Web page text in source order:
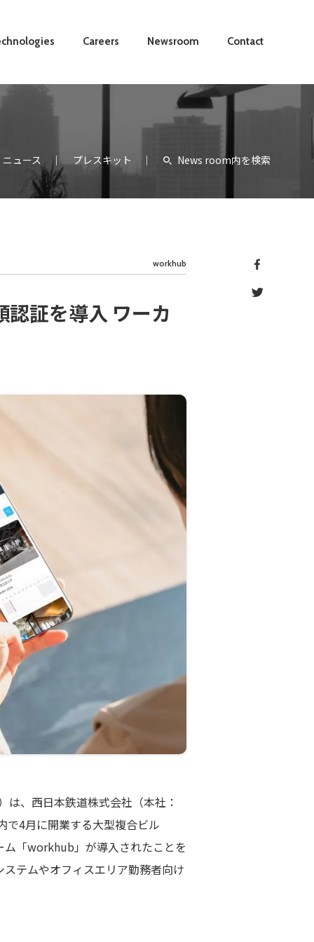
Careers Newsroom Contact
ニュース プレスキット News room内を検索
workhub
証を導入 ワーカ
、西日本鉄道株式会社（本社：
で4月に開業する大型複合ビル
ム「workhub」が導入されたことを
テムやオフィスエリア勤務者向け